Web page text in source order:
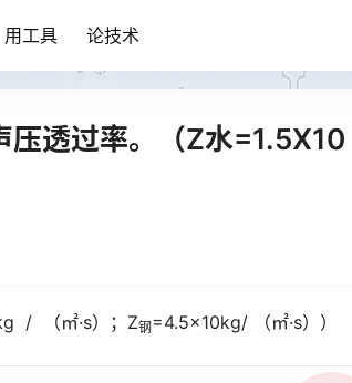
用工具 论技术
压透过率。（Z水=1.5X10
/ （㎡·s）；Z钢=4.5×10kg/ （㎡·s））
4.5+1.5×100%=50%